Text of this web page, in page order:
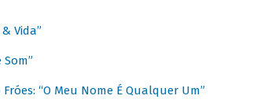
Vida”
“O Meu Nome É Qualquer Um”